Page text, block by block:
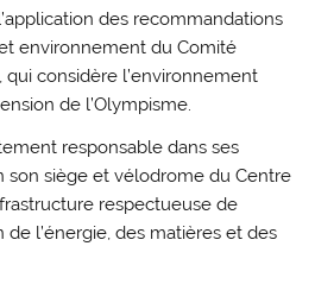
des recommandations
environnement du Comité
considère l’environnement
de l’Olympisme.
responsable dans ses
son siège et vélodrome du Centre
respectueuse de
de l’énergie, des matières et des